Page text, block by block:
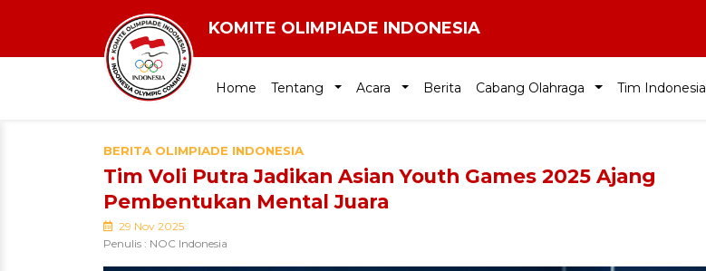
KOMITE OLIMPIADE INDONESIA
Home Tentang Acara Berita Cabang Olahraga Tim Indonesia
BERITA OLIMPIADE INDONESIA
Tim Voli Putra Jadikan Asian Youth Games 2025 Ajang
Pembentukan Mental Juara
29 Nov 2025
Penulis : NOC Indonesia